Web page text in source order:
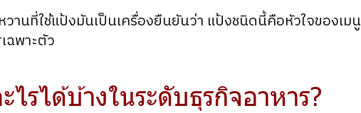
านที่ใช้แป้งมันเป็นเครื่องยืนยันว่า แป้งชนิดนี้คือหัวใจของเมนู
ฉพาะตัว
รได้บ้างในระดับธุรกิจอาหาร?